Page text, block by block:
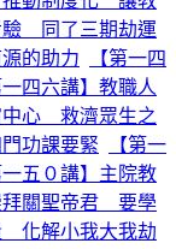
驗 同了三期劫運
的助力
【第一四
一四六講】教職人
中心 救濟眾生之
功課要緊
【第一
一五０講】主院教
拜關聖帝君 要學
化解小我大我劫